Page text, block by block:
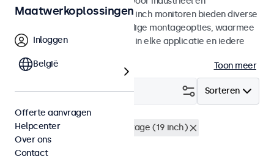
commercieel gebruik. Deze 8 inch monitoren bieden diverse
videoaansluitingen en veelzijdige montageopties, waarmee
ze naadloos te integreren zijn in elke applicatie en iedere
Toon meer
Sorteren
Filter (1)
8 inch monitoren
Rackmontage (19 inch)
Wis alle filters
Maatwerkoplossingen
Inloggen
België
Offerte aanvragen
Helpcenter
Over ons
Contact